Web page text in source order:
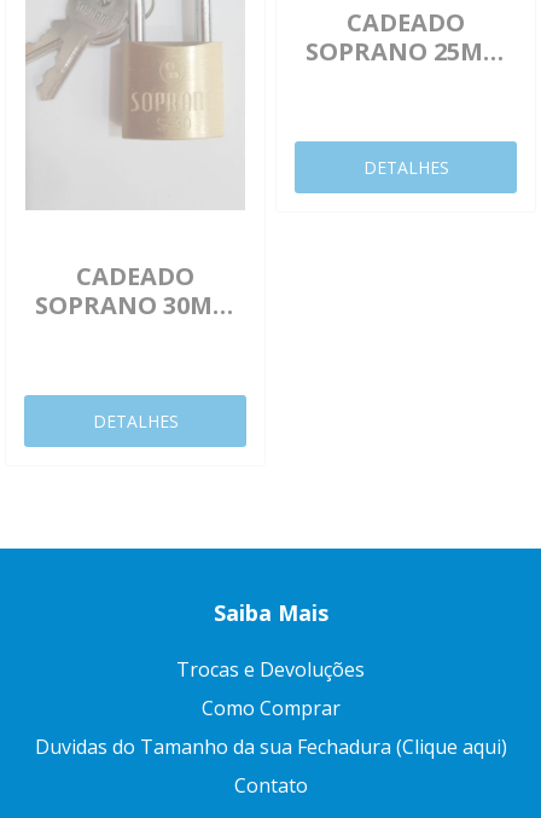
CADEADO
SOPRANO 30MM
3009002370
DETALHES
CADEADO
SOPRANO 25MM
DETALHES
Saiba Mais
Trocas e Devoluções
Como Comprar
Duvidas do Tamanho da sua Fechadura (Clique aqui)
Contato